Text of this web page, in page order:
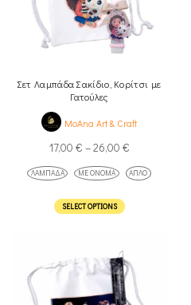
Σετ Λαμπάδα Σακίδιο, Κορίτσι με
Γατούλες
MoAna Art & Craft
17,00 € –26,00 €
ΛΑΜΠΆΔΑ ΜΕ ΌΝΟΜΑ ΑΠΛΌ
SELECT OPTIONS